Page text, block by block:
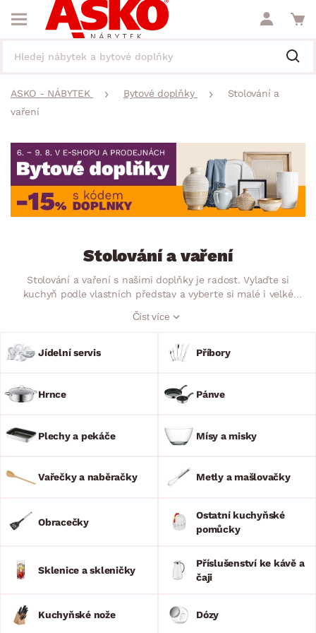
ASKO - NÁBYTEK Bytové doplňky
Stolování a
vaření
Stolování a vaření
Stolování a vaření s našimi doplňky je radost. Vylaďte si
kuchyň podle vlastních představ a vyberte si malé i velké
Kuchyňské potřeby a doplňky navíc oživí každou kuchyň a
bezstarostné stolování s rodinou nebo přáteli. Náš sortiment
je opravdu široký!
Číst více
Jídelní servis Příbory
Hrnce Pánve
Plechy a pekáče Mísy a misky
Vařečky a naběračky Metly a mašlovačky
Obracečky
Ostatní kuchyňské
pomůcky
Sklenice a skleničky
Příslušenství ke kávě a
čaji
Kuchyňské nože Dózy